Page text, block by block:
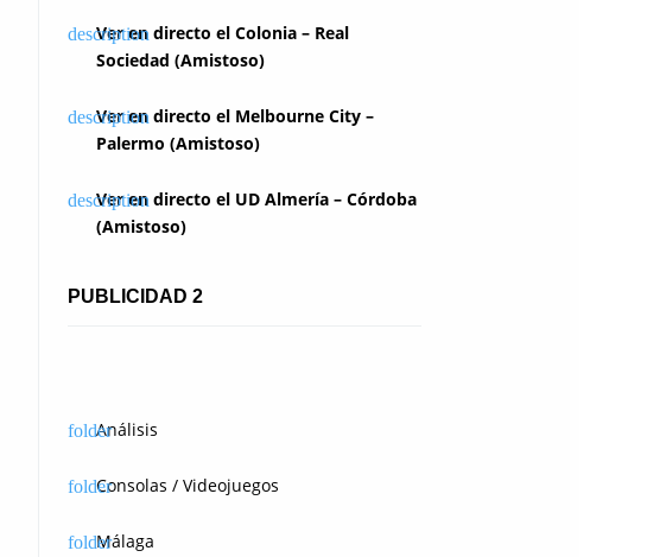
Ver en directo el Colonia – Real
Sociedad (Amistoso)
Ver en directo el Melbourne City –
Palermo (Amistoso)
Ver en directo el UD Almería – Córdoba
(Amistoso)
PUBLICIDAD 2
Análisis
Consolas / Videojuegos
Málaga